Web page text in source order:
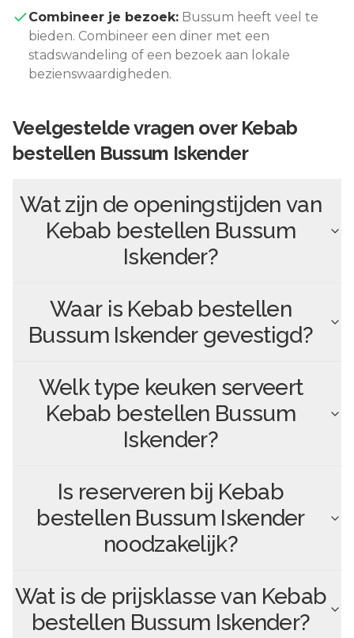
Combineer je bezoek: Bussum heeft veel te
bieden. Combineer een diner met een
stadswandeling of een bezoek aan lokale
bezienswaardigheden.
Veelgestelde vragen over Kebab
bestellen Bussum Iskender
Wat zijn de openingstijden van
Kebab bestellen Bussum
Iskender?
Waar is Kebab bestellen
Bussum Iskendergevestigd?
Welk type keuken serveert
Kebab bestellen Bussum
Iskender?
Is reserveren bij Kebab
bestellen Bussum Iskender
noodzakelijk?
Wat is de prijsklasse van Kebab
bestellen Bussum Iskender?